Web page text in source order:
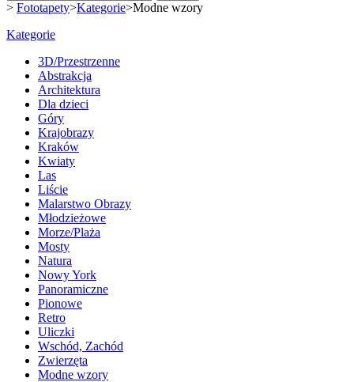
> Fototapety>Kategorie>Modne wzory
Kategorie
3D/Przestrzenne
Abstrakcja
Architektura
Dla dzieci
Góry
Krajobrazy
Kraków
Kwiaty
Las
Liście
Malarstwo Obrazy
Młodzieżowe
Morze/Plaża
Mosty
Natura
Nowy York
Panoramiczne
Pionowe
Retro
Uliczki
Wschód, Zachód
Zwierzęta
Modne wzory